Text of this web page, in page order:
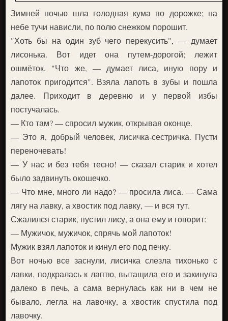
Зимней ночью шла голодная кума по дорожке; на
небе тучи нависли, по полю снежком порошит.
"Хоть бы на один зуб чего перекусить", — думает
лисонька. Вот идет она путем-дорогой; лежит
ошмёток. "Что же, — думает лиса, иную пору и
лапоток пригодится". Взяла лапоть в зубы и пошла
далее. Приходит в деревню и у первой избы
постучалась.
— Кто там? — спросил мужик, открывая оконце.
— Это я, добрый человек, лисичка-сестричка. Пусти
переночевать!
— У нас и без тебя тесно! — сказал старик и хотел
было задвинуть окошечко.
— Что мне, много ли надо? — просила лиса. — Сама
лягу на лавку, а хвостик под лавку, — и вся тут.
Сжалился старик, пустил лису, а она ему и говорит:
— Мужичок, мужичок, спрячь мой лапоток!
Мужик взял лапоток и кинул его под печку.
Вот ночью все заснули, лисичка слезла тихонько с
лавки, подкралась к лаптю, вытащила его и закинула
далеко в печь, а сама вернулась как ни в чем не
бывало, легла на лавочку, а хвостик спустила под
лавочку.